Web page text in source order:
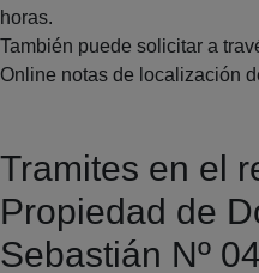
horas.
También puede solicitar a
Online notas de localización
Tramites en el
Propiedad de
Sebastián Nº 04